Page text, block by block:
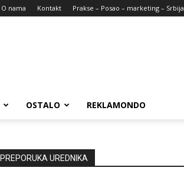
O nama Kontakt Prakse – Posao – marketing – Srbija
OSTALO REKLAMONDO
PREPORUKA UREDNIKA